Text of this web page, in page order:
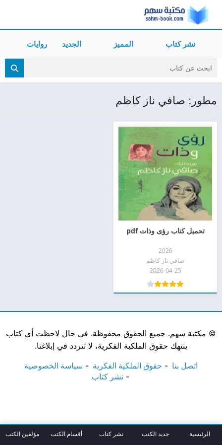
نشر كتاب المميز الجديد روايات
مطور: صافي ناز كاظم
تحميل كتاب رؤى وذات pdf
2026
صافي ناز كاظم
2026-04-25
© مكتبة سهم. جميع الحقوق محفوظة. في حال لاحظت أي كتاب
ينتهك حقوق الملكية الفكرية، لا تتردد في إبلاغنا.
اتصل بنا حقوق الملكية الفكرية
سياسة الخصوصية
نشر كتاب
الرئيسية جديد الكتب نشر كتاب أقسام الكتب مؤلفين الكتب